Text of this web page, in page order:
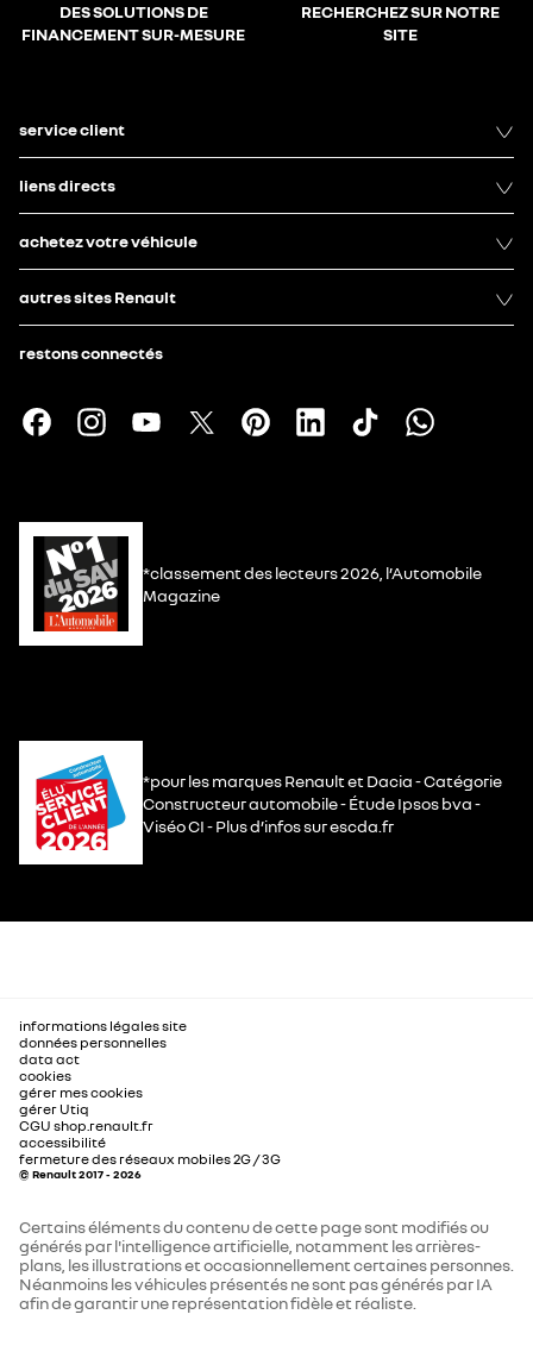
DES SOLUTIONS DE
FINANCEMENT SUR-MESURE
RECHERCHEZ SUR NOTRE
SITE
service client
liens directs
achetez votre véhicule
autres sites Renault
restons connectés
*classement des lecteurs 2026, l’Automobile
Magazine
*pour les marques Renault et Dacia - Catégorie
Constructeur automobile - Étude Ipsos bva -
Viséo CI - Plus d’infos sur escda.fr
informations légales site
données personnelles
data act
cookies
gérer mes cookies
gérer Utiq
CGU shop.renault.fr
accessibilité
fermeture des réseaux mobiles 2G / 3G
© Renault 2017 - 2026
Certains éléments du contenu de cette page sont modifiés ou
générés par l'intelligence artificielle, notamment les arrières-
plans, les illustrations et occasionnellement certaines personnes.
Néanmoins les véhicules présentés ne sont pas générés par IA
afin de garantir une représentation fidèle et réaliste.